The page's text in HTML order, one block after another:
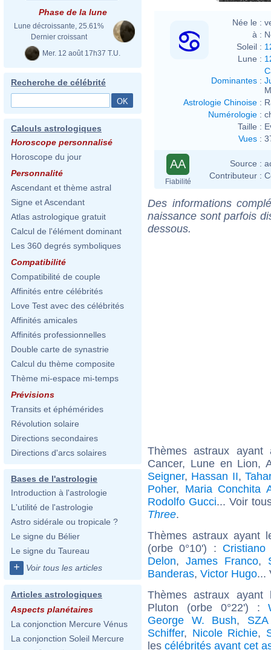
Phase de la lune
Lune décroissante, 25.61%
Dernier croissant
Mer. 12 août 17h37 T.U.
Recherche de célébrité
Calculs astrologiques
Horoscope personnalisé
Horoscope du jour
Personnalité
Ascendant et thème astral
Signe et Ascendant
Atlas astrologique gratuit
Calcul de l'élément dominant
Les 360 degrés symboliques
Compatibilité
Compatibilité de couple
Affinités entre célébrités
Love Test avec des célébrités
Affinités amicales
Affinités professionnelles
Double carte de synastrie
Calcul du thème composite
Thème mi-espace mi-temps
Prévisions
Transits et éphémérides
Révolution solaire
Directions secondaires
Directions d'arcs solaires
Bases de l'astrologie
Introduction à l'astrologie
L'utilité de l'astrologie
Astro sidérale ou tropicale ?
Le signe du Bélier
Le signe du Taureau
+ Voir tous les articles
Articles astrologiques
Aspects planétaires
La conjonction Mercure Vénus
La conjonction Soleil Mercure
Née le :
à :
Soleil :
Lune :
Dominantes :
Astrologie Chinoise :
Numérologie :
Taille :
Vues :
AA
Fiabilité
Source :
Contributeur :
Des informations
naissance sont parfois
dessous.
Thèmes astraux
Cancer, Lune en Lion,
Seigner, Hassan II,
Poher, Maria Conchita
Rodolfo Gucci... Voir
Three.
Thèmes astraux ayant
(orbe 0°10') : Cristiano
Delon, James Franco,
Banderas, Victor Hugo...
Thèmes astraux ayant
Pluton (orbe 0°22') :
George W. Bush,
Schiffer, Nicole Richie,
les célébrités ayant cet